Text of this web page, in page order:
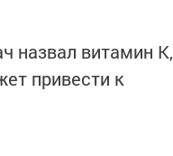
назвал витамин К,
привести к